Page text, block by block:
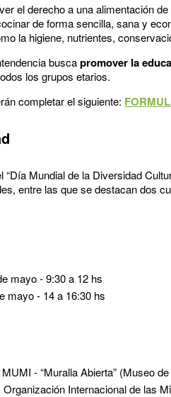
el derecho a una alimentación
de forma sencilla, sana y
la higiene, nutrientes,
buscapromover la
los grupos etarios.
completar el siguiente:
Mundial de la Diversidad
entre las que se destacan dos
mayo - 9:30 a 12 hs
mayo - 14 a 16:30 hs
- “Muralla Abierta” (Museo
Internacional de las